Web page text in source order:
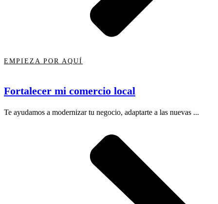
EMPIEZA POR AQUÍ
Fortalecer mi comercio local
Te ayudamos a modernizar tu negocio, adaptarte a las nuevas ...